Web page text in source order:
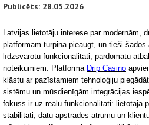
Publicēts: 28.05.2026
Latvijas lietotāju interese par modernām,
platformām turpina pieaugt, un tieši
līdzsvarotu funkcionalitāti, pārdomātu
noteikumiem. Platforma Drip Casino
klāstu ar pazīstamiem tehnoloģiju
sistēmu un mūsdienīgām integrācijas
fokuss ir uz reālu funkcionalitāti: lietotāja
stabilitāti, datu apstrādes ātrumu un